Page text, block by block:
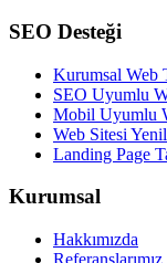
SEO Desteği
Kurumsal Web
SEO Uyumlu
Mobil Uyumlu
Web Sitesi
Landing Page
Kurumsal
Hakkımızda